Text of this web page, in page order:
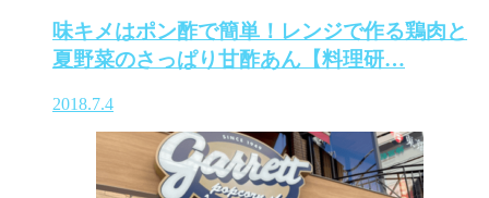
味キメはポン酢で簡単！レンジで作る鶏肉と
夏野菜のさっぱり甘酢あん【料理研…
2018.7.4